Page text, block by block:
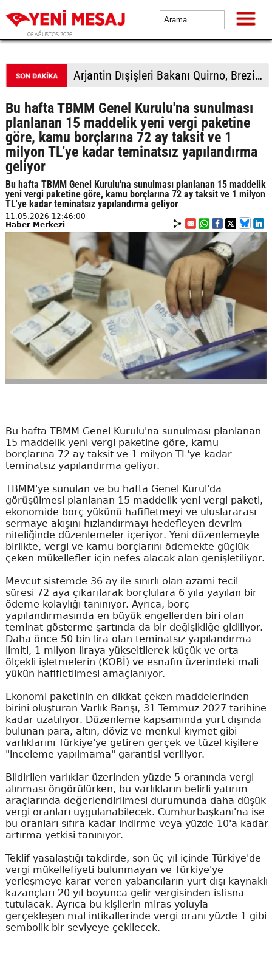
06 AĞUSTOS 2026
Filistin topraklarını gasbeden İsrailliler, işgal altındaki Batı Şeria'daki saldırılarını sürdürdü
Bu hafta TBMM Genel Kurulu'na sunulması
planlanan 15 maddelik yeni vergi paketine
göre, kamu borçlarına 72 ay taksit ve 1
milyon TL'ye kadar teminatsız yapılandırma
geliyor
Bu hafta TBMM Genel Kurulu'na sunulması planlanan 15 maddelik
yeni vergi paketine göre, kamu borçlarına 72 ay taksit ve 1 milyon
TL'ye kadar teminatsız yapılandırma geliyor
11.05.2026 12:46:00
Haber Merkezi
Bu hafta TBMM Genel Kurulu'na sunulması planlanan
15 maddelik yeni vergi paketine göre, kamu
borçlarına 72 ay taksit ve 1 milyon TL'ye kadar
teminatsız yapılandırma geliyor.
TBMM'ye sunulan ve bu hafta Genel Kurul'da
görüşülmesi planlanan 15 maddelik yeni vergi paketi,
ekonomide borç yükünü hafifletmeyi ve uluslararası
sermaye akışını hızlandırmayı hedefleyen devrim
niteliğinde düzenlemeler içeriyor. Yeni düzenlemeyle
birlikte, vergi ve kamu borçlarını ödemekte güçlük
çeken mükellefler için nefes alacak alan genişletiliyor.
Mevcut sistemde 36 ay ile sınırlı olan azami tecil
süresi 72 aya çıkarılarak borçlulara 6 yıla yayılan bir
ödeme kolaylığı tanınıyor. Ayrıca, borç
yapılandırmasında en büyük engellerden biri olan
teminat gösterme şartında da bir değişikliğe gidiliyor.
Daha önce 50 bin lira olan teminatsız yapılandırma
limiti, 1 milyon liraya yükseltilerek küçük ve orta
ölçekli işletmelerin (KOBİ) ve esnafın üzerindeki mali
yükün hafifletilmesi amaçlanıyor.
Ekonomi paketinin en dikkat çeken maddelerinden
birini oluşturan Varlık Barışı, 31 Temmuz 2027 tarihine
kadar uzatılıyor. Düzenleme kapsamında yurt dışında
bulunan para, altın, döviz ve menkul kıymet gibi
varlıklarını Türkiye'ye getiren gerçek ve tüzel kişilere
"inceleme yapılmama" garantisi veriliyor.
Bildirilen varlıklar üzerinden yüzde 5 oranında vergi
alınması öngörülürken, bu varlıkların belirli yatırım
araçlarında değerlendirilmesi durumunda daha düşük
vergi oranları uygulanabilecek. Cumhurbaşkanı'na ise
bu oranları sıfıra kadar indirme veya yüzde 10'a kadar
artırma yetkisi tanınıyor.
Teklif yasalaştığı takdirde, son üç yıl içinde Türkiye'de
vergi mükellefiyeti bulunmayan ve Türkiye'ye
yerleşmeye karar veren yabancıların yurt dışı kaynaklı
kazançları 20 yıl boyunca gelir vergisinden istisna
tutulacak. Ayrıca bu kişilerin miras yoluyla
gerçekleşen mal intikallerinde vergi oranı yüzde 1 gibi
sembolik bir seviyeye çekilecek.